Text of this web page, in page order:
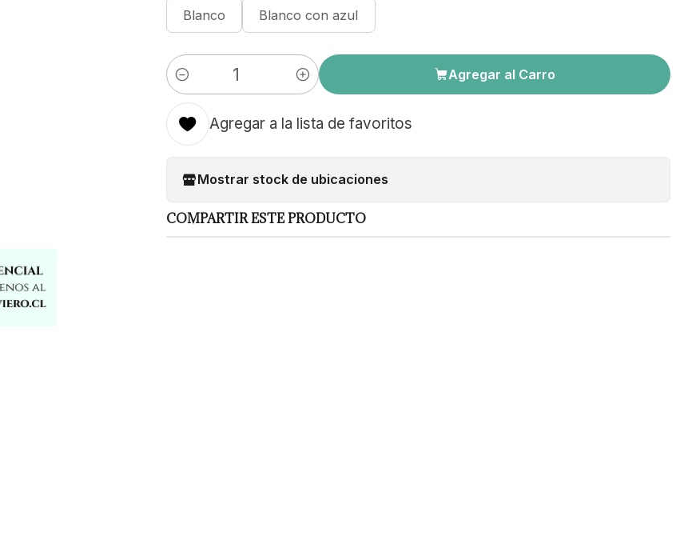
Blanco Blanco con azul
Cantidad
Agregar al Carro
Agregar a la lista de favoritos
Mostrar stock de ubicaciones
COMPARTIR ESTE PRODUCTO